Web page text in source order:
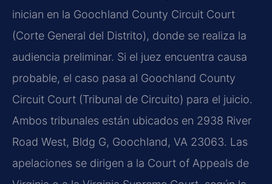
inician en la Goochland County Circuit Court
(Corte General del Distrito), donde se realiza la
audiencia preliminar. Si el juez encuentra causa
probable, el caso pasa al Goochland County
Circuit Court (Tribunal de Circuito) para el juicio.
Ambos tribunales están ubicados en 2938 River
Road West, Bldg G, Goochland, VA 23063. Las
apelaciones se dirigen a la Court of Appeals de